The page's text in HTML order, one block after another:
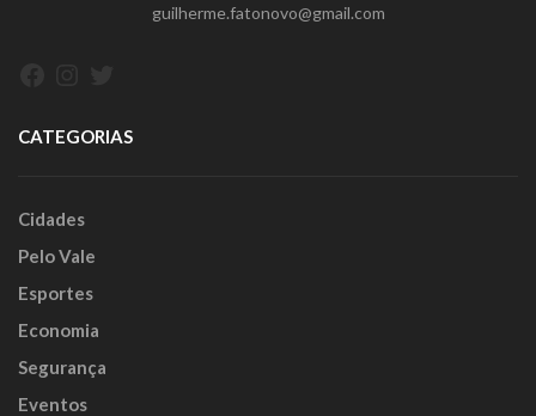
guilherme.fatonovo@gmail.com
CATEGORIAS
Cidades
Pelo Vale
Esportes
Economia
Segurança
Eventos